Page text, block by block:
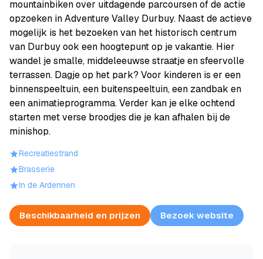
mountainbiken over uitdagende parcoursen of de actie
opzoeken in Adventure Valley Durbuy. Naast de actieve
mogelijk is het bezoeken van het historisch centrum
van Durbuy ook een hoogtepunt op je vakantie. Hier
wandel je smalle, middeleeuwse straatje en sfeervolle
terrassen. Dagje op het park? Voor kinderen is er een
binnenspeeltuin, een buitenspeeltuin, een zandbak en
een animatieprogramma. Verder kan je elke ochtend
starten met verse broodjes die je kan afhalen bij de
minishop.
Recreatiestrand
Brasserie
In de Ardennen
Beschikbaarheid en prijzen Bezoek website